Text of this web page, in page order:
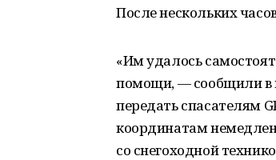
После нескольких
«Им удалось
помощи, — сообщили в
передать спасателям
координатам
со снегоходной